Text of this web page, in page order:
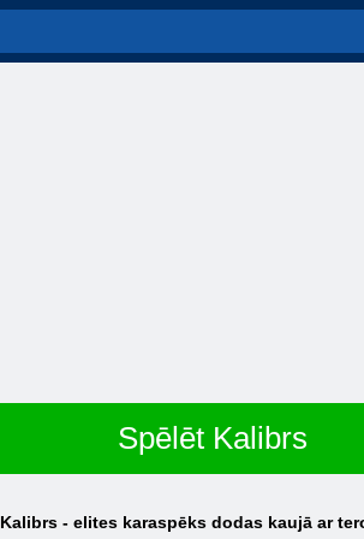
Spēlēt Kalibrs
Kalibrs - elites karaspēks dodas kaujā ar